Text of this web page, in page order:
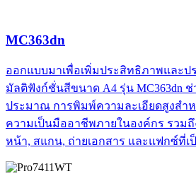
MC363dn
ออกแบบมาเพื่อเพิ่มประสิทธิภาพและป
มัลติฟังก์ชั่นสีขนาด A4 รุ่น MC363dn ช่
ประมาณ การพิมพ์ความละเอียดสูงสำ
ความเป็นมืออาชีพภายในองค์กร รวม
หน้า, สแกน, ถ่ายเอกสาร และแฟกซ์ที่เ